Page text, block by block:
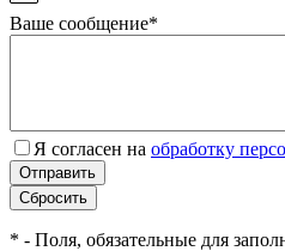
Ваше сообщение*
Я согласен на обработку
* - Поля, обязательные для